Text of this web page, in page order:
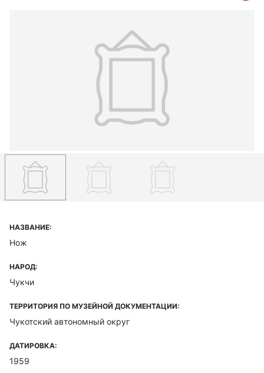
НАЗВАНИЕ:
Нож
НАРОД:
Чукчи
ТЕРРИТОРИЯ ПО МУЗЕЙНОЙ ДОКУМЕНТАЦИИ:
Чукотский автономный округ
ДАТИРОВКА:
1959